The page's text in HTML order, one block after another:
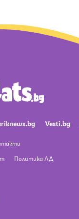
Vesti.bg
Политика ЛД